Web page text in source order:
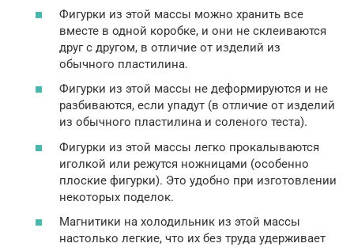
Фигурки из этой массы можно хранить все
вместе в одной коробке, и они не склеиваются
друг с другом, в отличие от изделий из
обычного пластилина.
Фигурки из этой массы не деформируются и не
разбиваются, если упадут (в отличие от изделий
из обычного пластилина и соленого теста).
Фигурки из этой массы легко прокалываются
иголкой или режутся ножницами (особенно
плоские фигурки). Это удобно при изготовлении
некоторых поделок.
Магнитики на холодильник из этой массы
настолько легкие, что их без труда удерживает